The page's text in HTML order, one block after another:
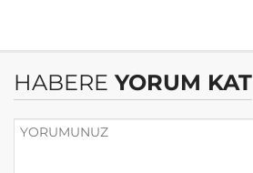
HABERE YORUM KAT